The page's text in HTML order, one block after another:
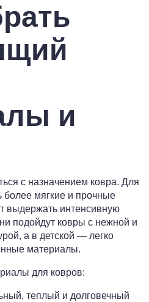
и
с назначением ковра. Для
более мягкие и прочные
выдержать интенсивную
подойдут ковры с нежной и
а в детской — легко
материалы.
для ковров:
теплый и долговечный